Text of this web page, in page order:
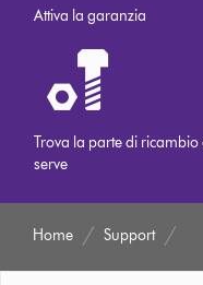
Attiva la garanzia
Trova la parte di ricambio
serve
Home Support